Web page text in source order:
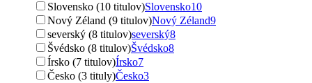
Slovensko (10 titulov)Slovensko10
Nový Zéland (9 titulov)Nový Zéland9
severský (8 titulov)severský8
Švédsko (8 titulov)Švédsko8
Írsko (7 titulov)Írsko7
Česko (3 tituly)Česko3